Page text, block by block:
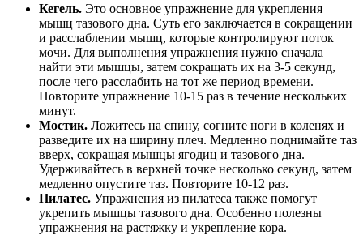
Кегель. Это основное упражнение для укрепления
мышц тазового дна. Суть его заключается в сокращении
и расслаблении мышц, которые контролируют поток
мочи. Для выполнения упражнения нужно сначала
найти эти мышцы, затем сокращать их на 3-5 секунд,
после чего расслабить на тот же период времени.
Повторите упражнение 10-15 раз в течение нескольких
минут.
Мостик. Ложитесь на спину, согните ноги в коленях и
разведите их на ширину плеч. Медленно поднимайте таз
вверх, сокращая мышцы ягодиц и тазового дна.
Удерживайтесь в верхней точке несколько секунд, затем
медленно опустите таз. Повторите 10-12 раз.
Пилатес. Упражнения из пилатеса также помогут
укрепить мышцы тазового дна. Особенно полезны
упражнения на растяжку и укрепление кора.